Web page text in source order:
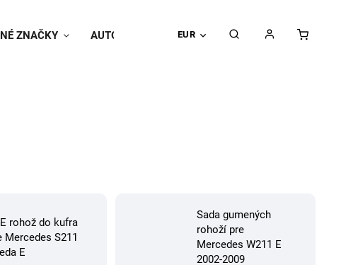
EUR
ZNAČKY AUTOPOŤAHY Univerzálne doplnky
rohož do kufra
Mercedes S211
E
Sada gumených
rohoží pre
Mercedes W211 E
2002-2009